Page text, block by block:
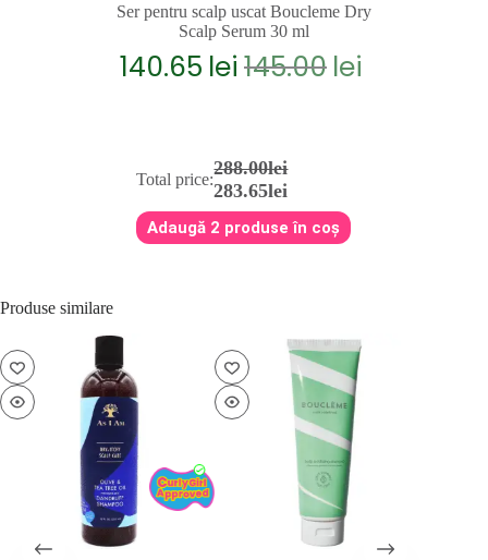
Ser pentru scalp uscat Boucleme Dry
Scalp Serum 30 ml
145.00 lei
Prețul
140.65 lei Prețul
Total price:
288.00lei
283.65lei
Adaugă 2 produse în coș
Produse similare